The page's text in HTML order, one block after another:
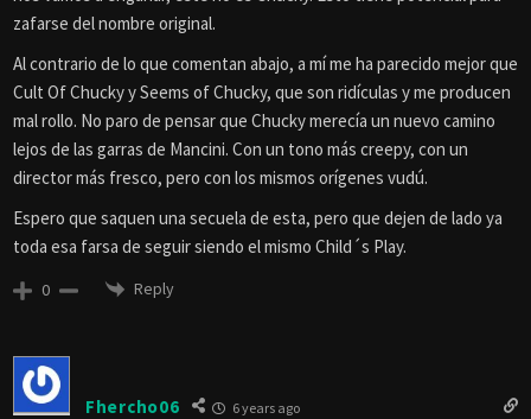
zafarse del nombre original.
Al contrario de lo que comentan abajo, a mí me ha parecido mejor que
Cult Of Chucky y Seems of Chucky, que son ridículas y me producen
mal rollo. No paro de pensar que Chucky merecía un nuevo camino
lejos de las garras de Mancini. Con un tono más creepy, con un
director más fresco, pero con los mismos orígenes vudú.
Espero que saquen una secuela de esta, pero que dejen de lado ya
toda esa farsa de seguir siendo el mismo Child´s Play.
0 Reply
Fhercho06 6 years ago